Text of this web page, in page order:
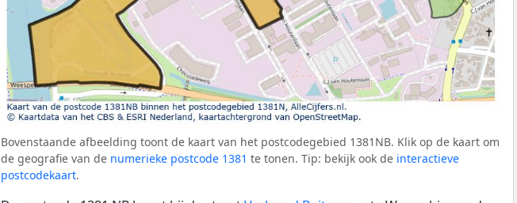
Bovenstaande afbeelding toont de kaart van het postcodegebied 1381NB. Klik op de kaart om
de geografie van de numerieke postcode 1381 te tonen. Tip: bekijk ook de interactieve
postcodekaart.